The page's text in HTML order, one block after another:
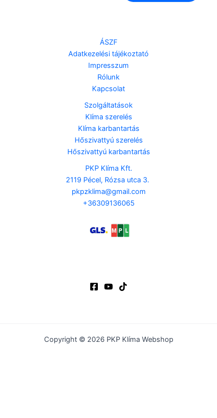
ÁSZF
Adatkezelési tájékoztató
Impresszum
Rólunk
Kapcsolat
Szolgáltatások
Klíma szerelés
Klíma karbantartás
Hőszivattyú szerelés
Hőszivattyú karbantartás
PKP Klíma Kft.
2119 Pécel, Rózsa utca 3.
pkpzklima@gmail.com
+36309136065
Copyright © 2026 PKP Klíma Webshop